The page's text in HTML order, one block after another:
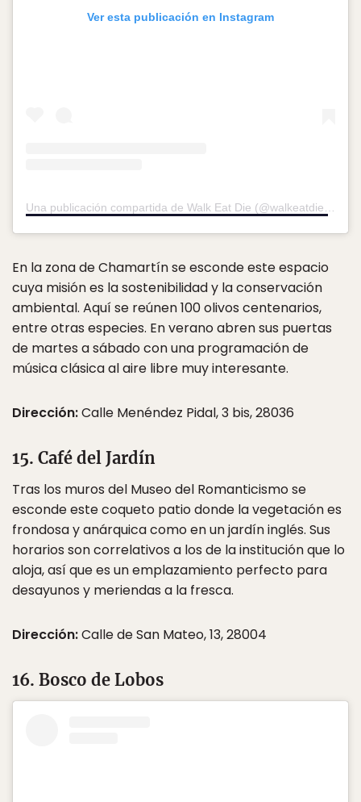
Ver esta publicación en Instagram
Una publicación compartida de Walk Eat Die (@walkeatdie)el
En la zona de Chamartín se esconde este espacio
cuya misión es la sostenibilidad y la conservación
ambiental. Aquí se reúnen 100 olivos centenarios,
entre otras especies. En verano abren sus puertas
de martes a sábado con una programación de
música clásica al aire libre muy interesante.
Dirección:Calle Menéndez Pidal, 3 bis, 28036
15. Café del Jardín
Tras los muros del Museo del Romanticismo se
esconde este coqueto patio donde la vegetación es
frondosa y anárquica como en un jardín inglés. Sus
horarios son correlativos a los de la institución que lo
aloja, así que es un emplazamiento perfecto para
desayunos y meriendas a la fresca.
Dirección:Calle de San Mateo, 13, 28004
16. Bosco de Lobos